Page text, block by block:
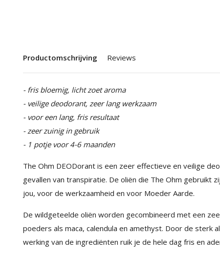
Productomschrijving Reviews
- fris bloemig, licht zoet aroma
- veilige deodorant, zeer lang werkzaam
- voor een lang, fris resultaat
- zeer zuinig in gebruik
- 1 potje voor 4-6 maanden
The Ohm DEODorant is een zeer effectieve en veilige
gevallen van transpiratie. De oliën die The Ohm gebruikt
jou, voor de werkzaamheid en voor Moeder Aarde.
De wildgeteelde oliën worden gecombineerd met een
poeders als maca, calendula en amethyst. Door de sterk
werking van de ingrediënten ruik je de hele dag fris en